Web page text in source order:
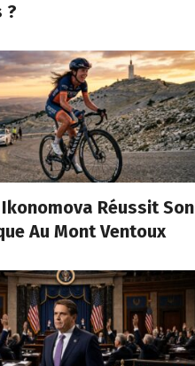
?
Réussit Son
Au Mont Ventoux